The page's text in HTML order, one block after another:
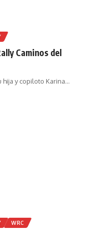
Caminos del
hija y copiloto Karina…
WRC